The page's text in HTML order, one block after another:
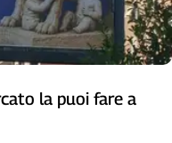
la puoi fare a